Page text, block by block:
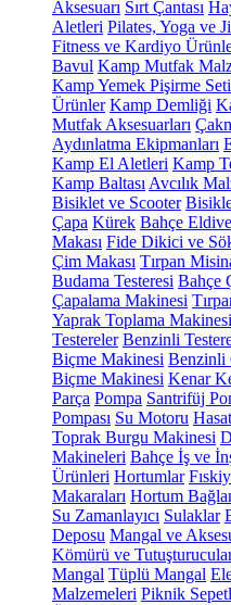
Aksesuarı Sırt Çantası
Aletleri Pilates, Yoga ve
Fitness ve Kardiyo
Bavul Kamp Mutfak
Kamp Yemek Pişirme Seti
Ürünler Kamp Demliği
Mutfak Aksesuarları
Aydınlatma Ekipmanları
Kamp El Aletleri Kamp
Kamp Baltası Avcılık
Bisiklet ve Scooter
Çapa Kürek Bahçe
Makası Fide Dikici ve
Çim Makası Tırpan
Budama Testeresi Bahçe
Çapalama Makinesi
Yaprak Toplama Makinesi
Testereler Benzinli
Biçme Makinesi Benzinli
Biçme Makinesi Kenar
Parça Pompa Santrifüj
Pompası Su Motoru
Toprak Burgu Makinesi
Makineleri Bahçe İş ve
Ürünleri Hortumlar
Makaraları Hortum
Su Zamanlayıcı Sulaklar
Deposu Mangal ve
Kömürü ve
Mangal Tüplü Mangal
Malzemeleri Piknik